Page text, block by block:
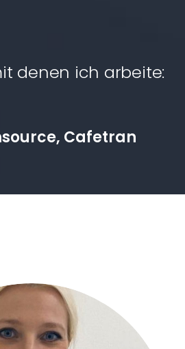
denen ich arbeite:
Cafetran